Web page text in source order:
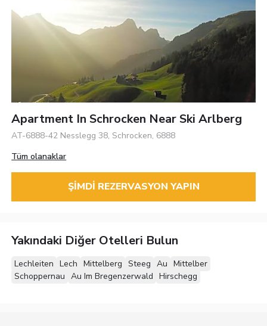
Apartment In Schrocken Near Ski Arlberg
AT-6888-42 Nesslegg 38, Schrocken, 6888
Tüm olanaklar
ŞIMDI REZERVASYON YAPIN
Yakındaki Diğer Otelleri Bulun
Lechleiten Lech Mittelberg Steeg Au Mittelber
Schoppernau Au Im Bregenzerwald Hirschegg